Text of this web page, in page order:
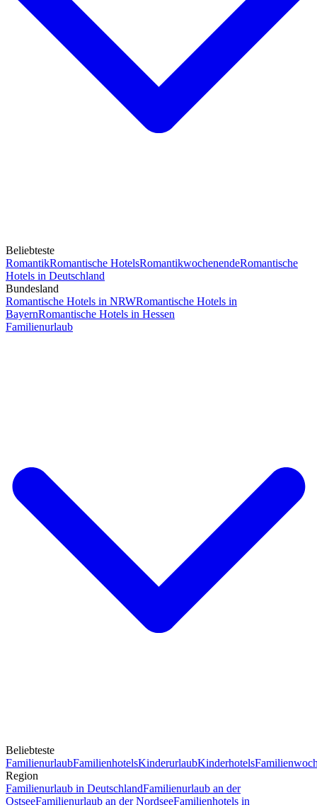
Beliebteste
RomantikRomantische HotelsRomantikwochenendeRomantische
Hotels in Deutschland
Bundesland
Romantische Hotels in NRWRomantische Hotels in
BayernRomantische Hotels in Hessen
Familienurlaub
Beliebteste
FamilienurlaubFamilienhotelsKinderurlaubKinderhotels
Region
Familienurlaub in DeutschlandFamilienurlaub an der
OstseeFamilienurlaub an der NordseeFamilienhotels in